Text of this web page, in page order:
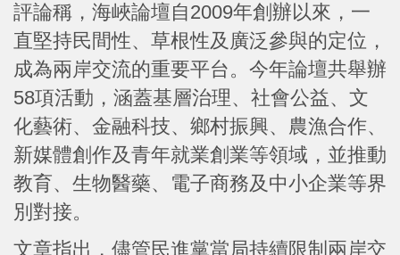
評論稱，海峽論壇自2009年創辦以來，一
直堅持民間性、草根性及廣泛參與的定位，
成為兩岸交流的重要平台。今年論壇共舉辦
58項活動，涵蓋基層治理、社會公益、文
化藝術、金融科技、鄉村振興、農漁合作、
新媒體創作及青年就業創業等領域，並推動
教育、生物醫藥、電子商務及中小企業等界
別對接。
文章指出，儘管民進黨當局持續限制兩岸交